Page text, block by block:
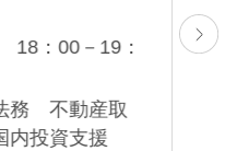
18：00－19：
務 不動産取
内投資支援